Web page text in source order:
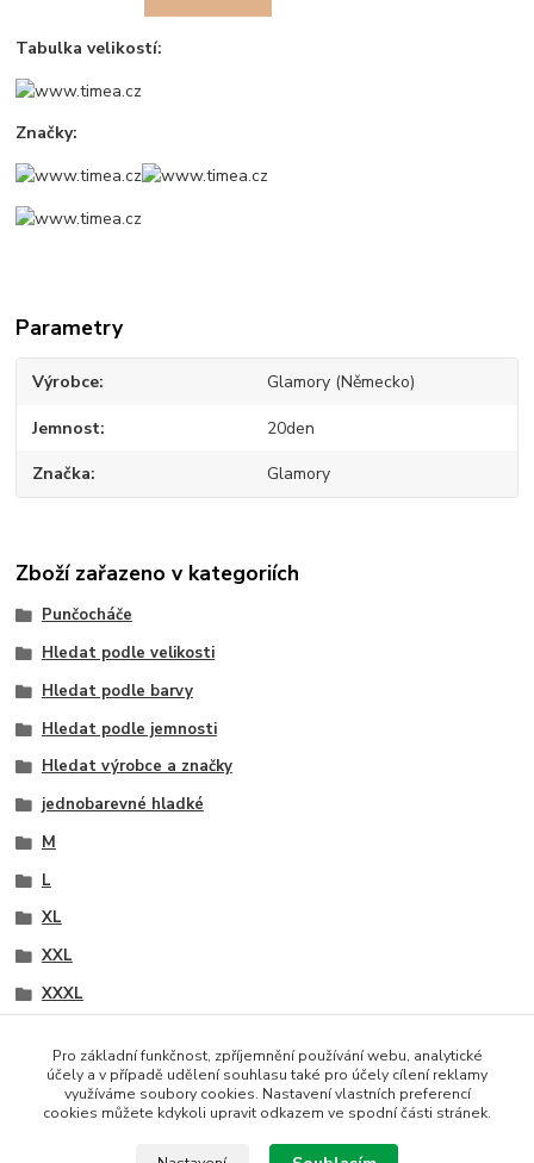
Tabulka velikostí:
Značky:
Parametry
Výrobce Glamory (Německo)
Jemnost 20den
Značka Glamory
Zboží zařazeno v kategoriích
Punčocháče
Hledat podle velikosti
Hledat podle barvy
Hledat podle jemnosti
Hledat výrobce a značky
jednobarevné hladké
M
L
XL
XXL
XXXL
pánské
černá
Pro základní funkčnost, zpříjemnění používání webu, analytické
účely a v případě udělení souhlasu také pro účely cílení reklamy
využíváme soubory cookies. Nastavení vlastních preferencí
cookies můžete kdykoli upravit odkazem ve spodní části stránek.